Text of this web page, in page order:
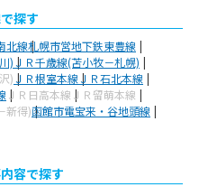
探す
北線札幌市営地下鉄東豊線
)ＪＲ千歳線(苫小牧－札幌)
)ＪＲ根室本線ＪＲ石北本線
ＪＲ日高本線 ＪＲ留萌本線
新得)函館市電宝来・谷地頭線
容で探す